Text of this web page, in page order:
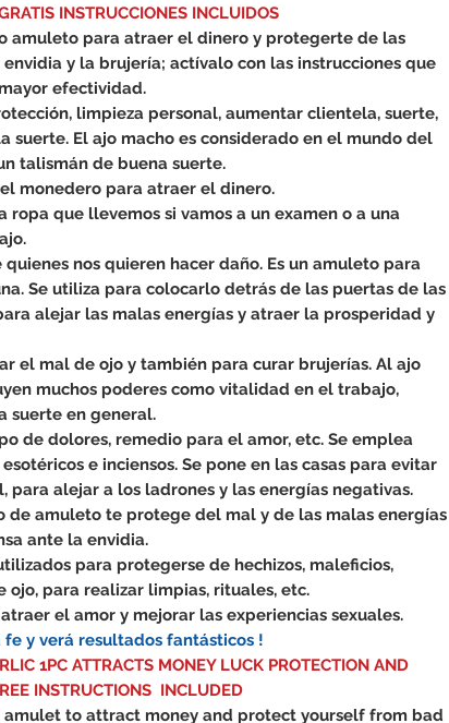
INSTRUCCIONES INCLUIDOS
amuleto para atraer el dinero y protegerte de las
envidia y la brujería; actívalo con las instrucciones que
efectividad.
limpieza personal, aumentar clientela, suerte,
suerte. El ajo macho es considerado en el mundo del
talismán de buena suerte.
monedero para atraer el dinero.
ropa que llevemos si vamos a un examen o a una
nos quieren hacer daño. Es un amuleto para
Se utiliza para colocarlo detrás de las puertas de las
alejar las malas energías y atraer la prosperidad y
el mal de ojo y también para curar brujerías. Al ajo
muchos poderes como vitalidad en el trabajo,
suerte en general.
de dolores, remedio para el amor, etc. Se emplea
e inciensos. Se pone en las casas para evitar
para alejar a los ladrones y las energías negativas.
de amuleto te protege del mal y de las malas energías
ante la envidia.
para protegerse de hechizos, maleficios,
ojo, para realizar limpias, rituales, etc.
el amor y mejorar las experiencias sexuales.
fe y verá resultados fantásticos !
1PC ATTRACTS MONEY LUCK PROTECTION AND
INSTRUCTIONS INCLUDED
amulet to attract money and protect yourself from bad